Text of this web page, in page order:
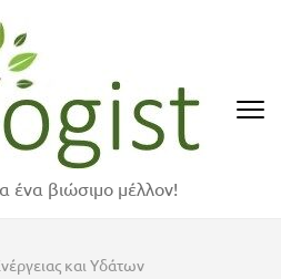
ένα βιώσιμο μέλλον!
και Υδάτων